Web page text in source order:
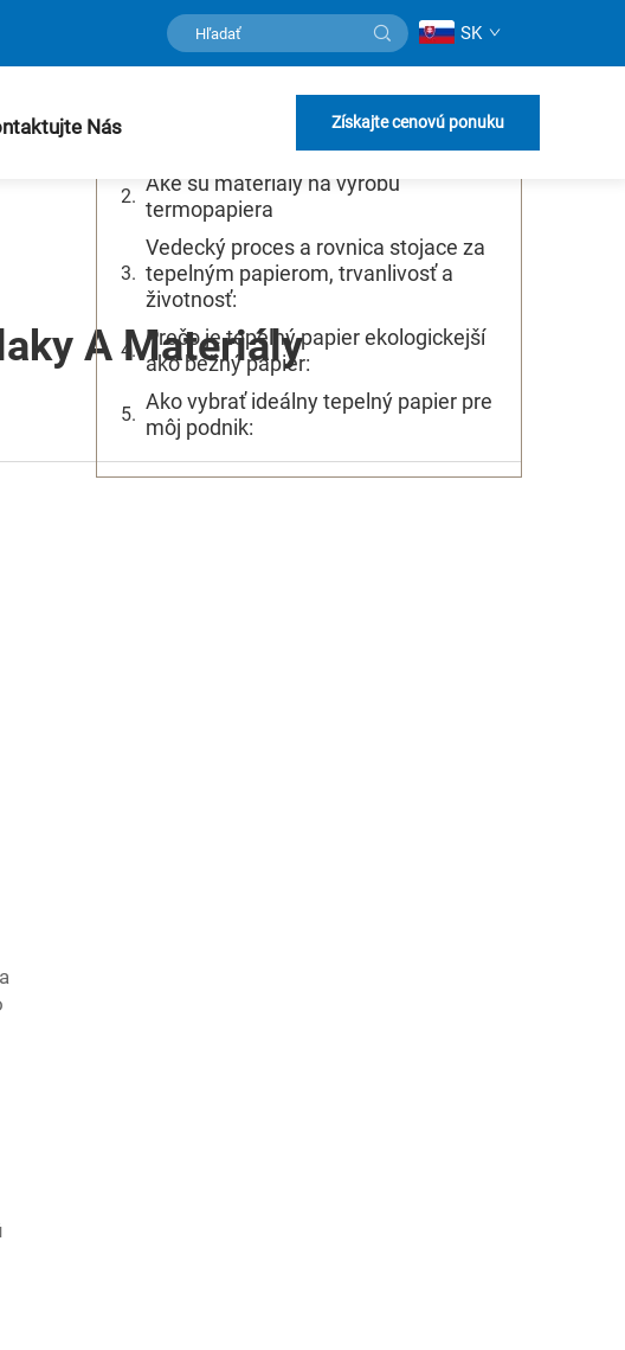
SK
Nás Získajte cenovú ponuku
A Materiály
Obsah
Úloha povlaku tepelného papiera pri
Aké sú materiály na výrobu
termopapiera
Vedecký proces a rovnica stojace za
tepelným papierom, trvanlivosť a
životnosť:
Prečo je tepelný papier ekologickejší
ako bežný papier:
Ako vybrať ideálny tepelný papier pre
môj podnik: